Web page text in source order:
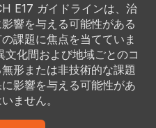
E17 ガイドラインは、治
響を与える可能性がある
課題に焦点を当てていま
化間および地域ごとのコ
形または非技術的な課題
影響を与える可能性があ
ません。